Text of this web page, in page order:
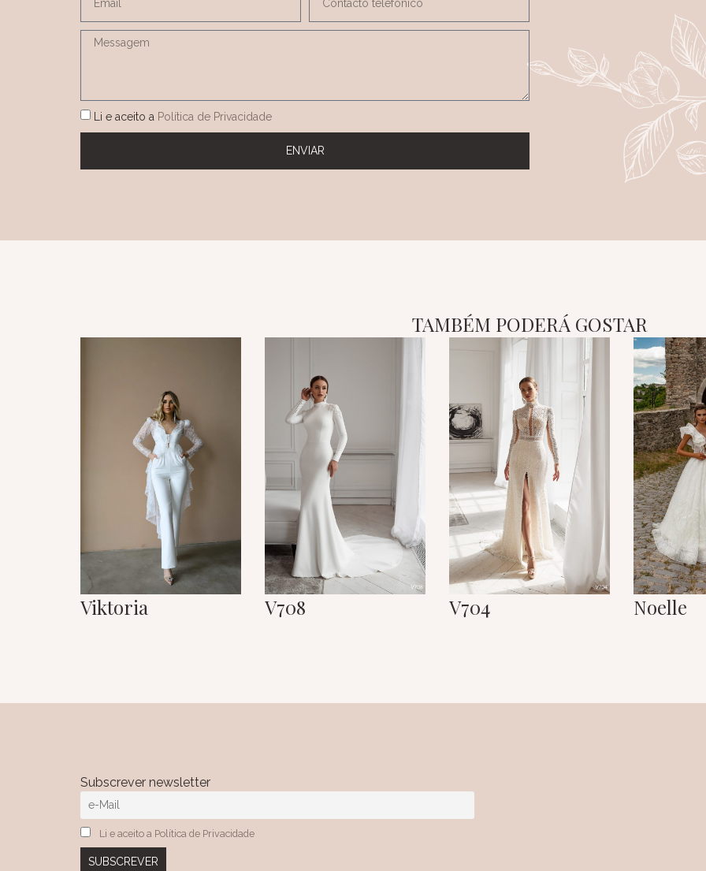
Li e aceito a Política de Privacidade
ENVIAR
TAMBÉM PODERÁ GOSTAR
Viktoria V708 V704 Noelle
Subscrever newsletter
Li e aceito a Política de Privacidade